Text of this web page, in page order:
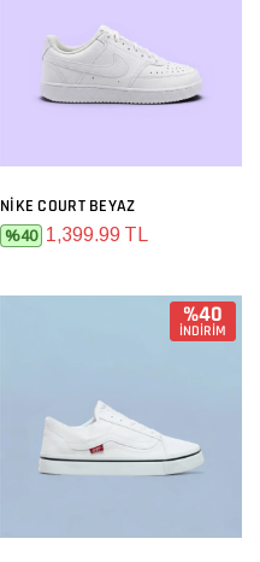
NIKE COURT BEYAZ
%40 1,399.99 TL
%40
İNDİRİM